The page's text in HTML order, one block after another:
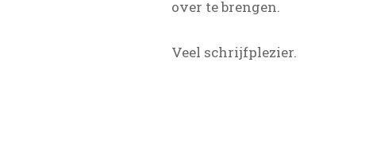
over te brengen.
Veel schrijfplezier.